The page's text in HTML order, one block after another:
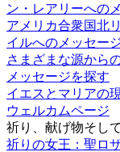
ン・レアリーへの
アメリカ合衆国北
イルへのメッセー
さまざまな源から
メッセージを探す
イエスとマリアの
ウェルカムページ
祈り、献げ物そし
祈りの女王：聖ロ